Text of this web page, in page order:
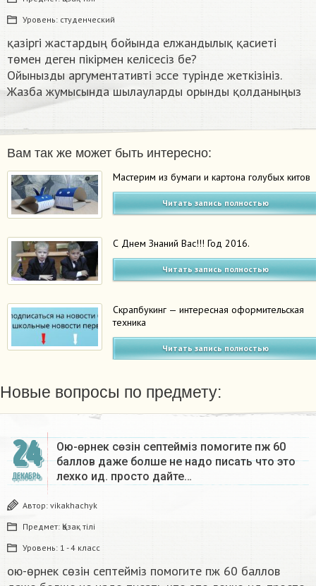
Уровень: студенческий
қазіргі жастардың бойында елжандылық қасиеті
төмен деген пікірмен келісесіз бе?
Ойынызды аргументативті эссе турінде жеткізініз.
Жазба жумысында шылауларды орынды қолданыңыз ​
Вам так же может быть интересно:
Мастерим из бумаги и картона голубых китов
Читать запись полностью
С Днем Знаний Вас!!! Год 2016.
Читать запись полностью
Скрапбукинг — интересная оформительская
техника
Читать запись полностью
Новые вопросы по предмету:
24
ДЕКАБРЬ
Ою-өрнек сөзін септеймiз помогите пж 60
баллов даже болше не надо писать что это
лехко ид. просто дайте…
Автор: vikakhachyk
Предмет: Қазақ тiлi
Уровень: 1 - 4 класс
ою-өрнек сөзін септеймiз помогите пж 60 баллов